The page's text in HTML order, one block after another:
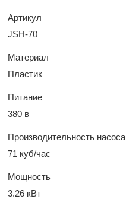
Артикул
JSH-70
Материал
Пластик
Питание
380 в
Производительность насоса
71 куб/час
Мощность
3.26 кВт